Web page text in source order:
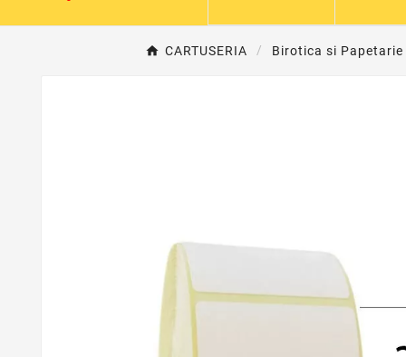
CARTUSERIA Birotica si Papetarie